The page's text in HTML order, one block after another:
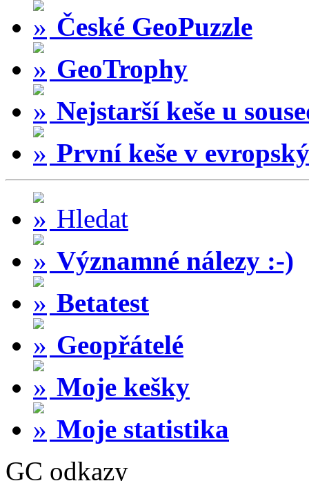
České GeoPuzzle
GeoTrophy
Nejstarší keše u
První keše v
Hledat
Významné nálezy :-)
Betatest
Geopřátelé
Moje kešky
Moje statistika
GC odkazy